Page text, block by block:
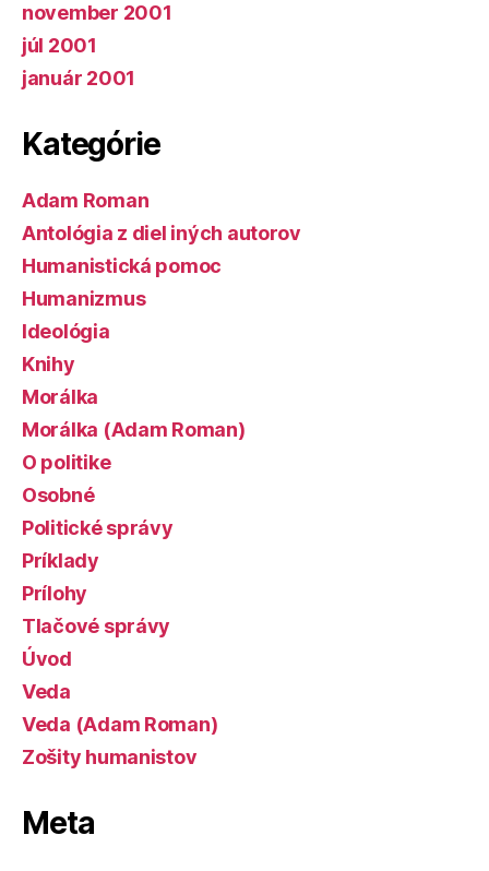
november 2001
júl 2001
január 2001
Kategórie
Adam Roman
Antológia z diel iných autorov
Humanistická pomoc
Humanizmus
Ideológia
Knihy
Morálka
Morálka (Adam Roman)
O politike
Osobné
Politické správy
Príklady
Prílohy
Tlačové správy
Úvod
Veda
Veda (Adam Roman)
Zošity humanistov
Meta